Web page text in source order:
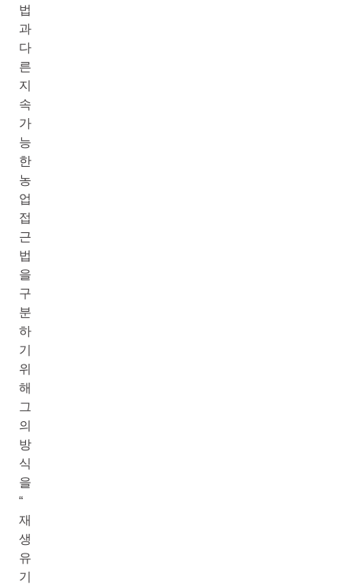
법
과
다
른
지
속
가
능
한
농
업
접
근
법
을
구
분
하
기
위
해
그
의
방
식
을
“
재
생
유
기